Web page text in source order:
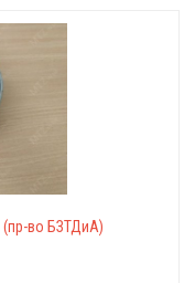
во БЗТДиА)